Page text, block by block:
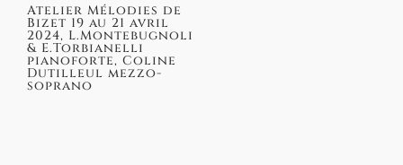
Atelier Mélodies de
Bizet 19 au 21 avril
2024, L.Montebugnoli
& E.Torbianelli
pianoforte, Coline
Dutilleul mezzo-
soprano